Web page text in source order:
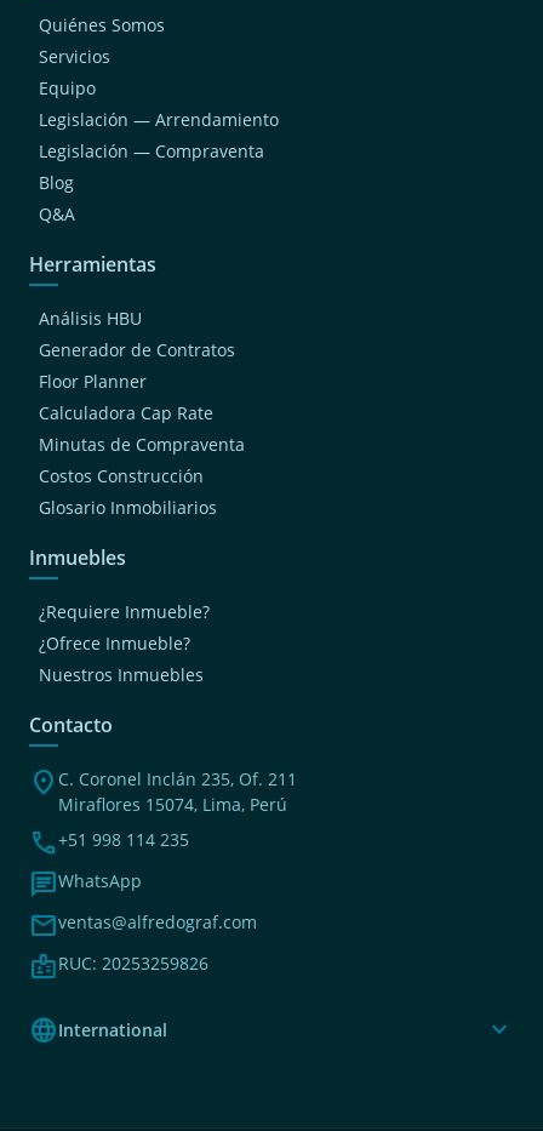
Quiénes Somos
Servicios
Equipo
Legislación — Arrendamiento
Legislación — Compraventa
Blog
Q&A
Herramientas
Análisis HBU
Generador de Contratos
Floor Planner
Calculadora Cap Rate
Minutas de Compraventa
Costos Construcción
Glosario Inmobiliarios
Inmuebles
¿Requiere Inmueble?
¿Ofrece Inmueble?
Nuestros Inmuebles
Contacto
location_on C. Coronel Inclán 235, Of. 211
Miraflores 15074, Lima, Perú
phone+51 998 114 235
chatWhatsApp
mailventas@alfredograf.com
badgeRUC: 20253259826
languageInternational expand_more